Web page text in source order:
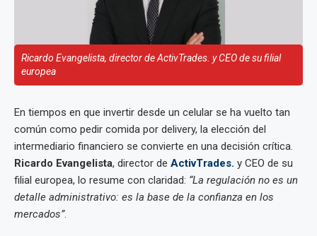
Ricardo Evangelista, director de ActivTrades. y CEO de su filial
europea
En tiempos en que invertir desde un celular se ha vuelto tan
común como pedir comida por delivery, la elección del
intermediario financiero se convierte en una decisión crítica.
Ricardo Evangelista, director de ActivTrades. y CEO de su
filial europea, lo resume con claridad: “La regulación no es un
detalle administrativo: es la base de la confianza en los
mercados”.